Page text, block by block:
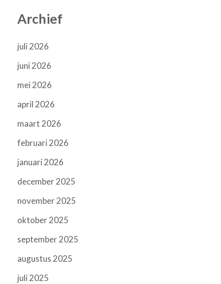
Archief
juli 2026
juni 2026
mei 2026
april 2026
maart 2026
februari 2026
januari 2026
december 2025
november 2025
oktober 2025
september 2025
augustus 2025
juli 2025